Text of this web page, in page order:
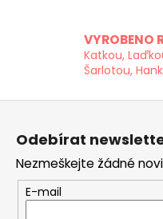
VYROBENO
Katkou,
Šarlotou,
Odebírat
Nezmeškejte žádné
E-mail